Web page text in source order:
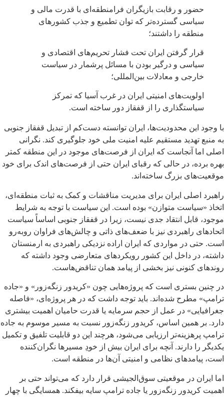
حضور و رقابت بازیگران فرامنطقه‌ای با قدرت مالی و
سیاسی گسترده‌تر که توان تطمیع و جذب کشورهای
منطقه را داشتند؛
قرار گرفتن ایران تحت فشار تحریم‌های اقتصادی و
سیاسی و درگیر بودن با مسائل پرشمار در سیاست
خارجی و معادلات بین‌المللی؛
اولویت‌های امنیتی ایران در غرب آسیا که تمرکز
سیاستگذاری را از قفقاز دور ساخته است.
با وجود این محدودیت‌ها، ایران توانسته دست‌کم از تبدیل قفقاز جنوبی
به منبع تهدید مستقیم علیه امنیت ملی خود جلوگیری کند. نگرانی
اصلی اما آنجاست که ایران از فرصت‌های موجود در این منطقه کمتر
بهره برده، در حالی که رقبای ایران حتی از فرصت‌های اندک برای خود
موقعیت‌های بزرگ ساخته‌اند.
راهبرد اصلی ایران برای مدیریت مناقشات و کمک به ثبات منطقه‌ای،
اتخاذ «سیاست متوازن» بوده است. این سیاست با توجه به شرایط
موجود، قابل انتقاد جدی نیست، زیرا در قفقاز جنوبی اساساً سیاست
اتحادهای راهبردی نیز با ضعف‌های ذاتی و چالش‌های فراوان روبه‌رو
است. حتی در مواردی که ایران اراده نزدیکی راهبردی به ارمنستان
داشته، در داخل این کشور رویکردهای متعارضی وجود داشته که
روندهای کنونی نیز بخشی از پیامد همان تناقض‌هاست.
در چنین بستری است که پروژه‌هایی چون «کریدور زنگه‌زور» و «جاده
ترامپ» مطرح شده‌اند. باید توجه داشت که در هر پروژه‌ای، «فاصله
جغرافیایی» در عمل از حجم سرمایه یا قدرت حامیان اهمیت بیشتری
دارد. بر همین اساس، کریدور زنگه‌زور نسبت به مسیر موسوم به جاده
ترامپ پرهزینه‌تر ارزیابی می‌شود، هرچند این دو قابلیت تلفیق و تکمیل
یکدیگر را دارند. آنچه برای ایران بیش از خودِ مسیرها نگران‌کننده
است، پیامدهای نظامی و امنیتی آن‌ها در منطقه است.
اما ایران در موقعیتی سوق‌الجیشی قرار دارد که می‌تواند حتی بر
اهمیت کریدور زنگه‌زور یا جاده ترامپ سایه بیفکند. همسایگی با چهار